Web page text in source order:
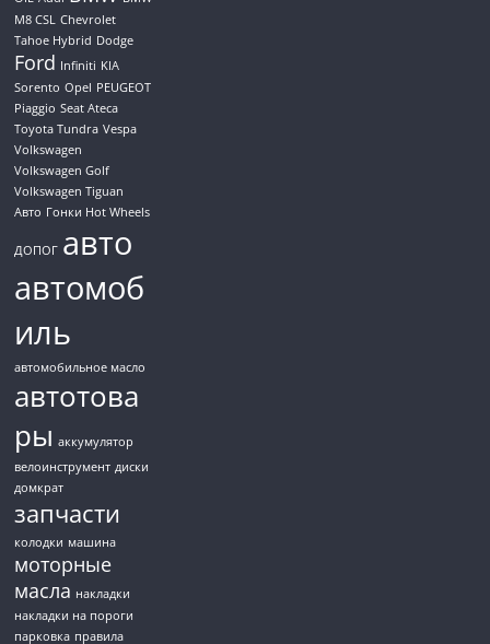
M8 CSL
Chevrolet
Tahoe Hybrid Dodge
Ford Infiniti KIA
Sorento Opel PEUGEOT
Piaggio Seat Ateca
Toyota Tundra Vespa
Volkswagen
Volkswagen Golf
Volkswagen Tiguan
Авто Гонки Hot Wheels
ДОПОГ авто
автомоб
иль
автомобильное масло
автотова
ры аккумулятор
велоинструмент диски
домкрат
запчасти
колодки машина
моторные
масла накладки
накладки на пороги
парковка правила